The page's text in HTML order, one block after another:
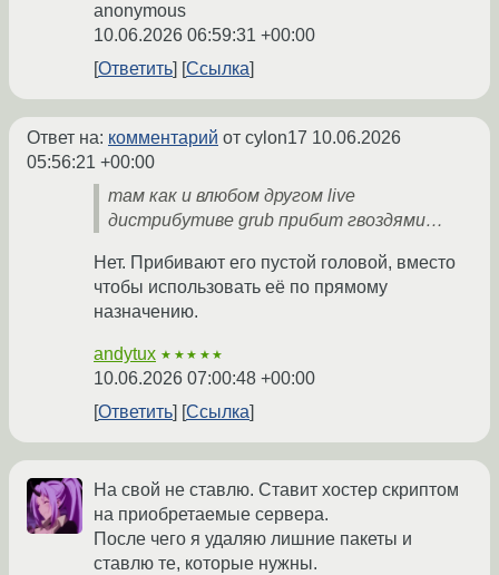
anonymous
10.06.2026 06:59:31 +00:00
Ответить
Ссылка
Ответ на: комментарий от cylon17 10.06.2026
05:56:21 +00:00
там как и влюбом другом live
дистрибутиве grub прибит гвоздями…
Нет. Прибивают его пустой головой, вместо
чтобы использовать её по прямому
назначению.
andytux ★★★★★
10.06.2026 07:00:48 +00:00
Ответить
Ссылка
На свой не ставлю. Ставит хостер скриптом
на приобретаемые сервера.
После чего я удаляю лишние пакеты и
ставлю те, которые нужны.